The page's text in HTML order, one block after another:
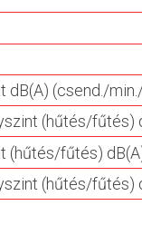
dB(A) (csend./
(hűtés/fűtés)
(hűtés/fűtés)
(hűtés/fűtés)